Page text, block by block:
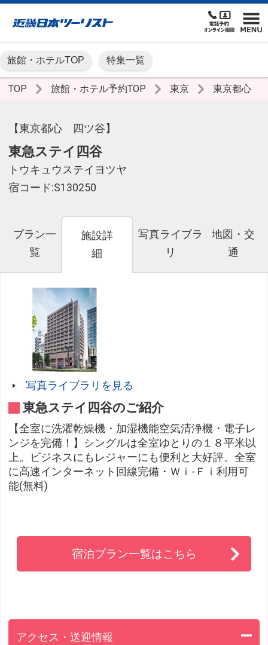
旅館・ホテルTOP 特集一覧
TOP 旅館・ホテル予約TOP 東京 東京都心
【東京都心 四ツ谷】
東急ステイ四谷
トウキュウステイヨツヤ
宿コード:S130250
プラン一
覧
施設詳
細
写真ライブラ
リ
地図・交
通
写真ライブラリを見る
東急ステイ四谷のご紹介
【全室に洗濯乾燥機・加湿機能空気清浄機・電子レ
ンジを完備！】シングルは全室ゆとりの１８平米以
上。ビジネスにもレジャーにも便利と大好評。全室
に高速インターネット回線完備・Ｗｉ-Ｆｉ利用可
能(無料)
宿泊プラン一覧はこちら
アクセス・送迎情報